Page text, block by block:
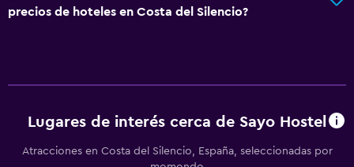
precios de hoteles en Costa del Silencio?
Lugares de interés cerca de Sayo Hostel
Atracciones en Costa del Silencio, España, seleccionadas por